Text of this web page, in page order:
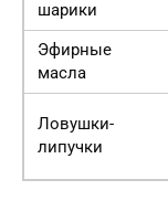
шарики
Эфирные
масла
Ловушки-
липучки